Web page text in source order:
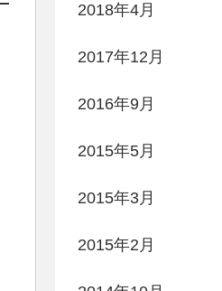
2018年4月
2017年12月
2016年9月
2015年5月
2015年3月
2015年2月